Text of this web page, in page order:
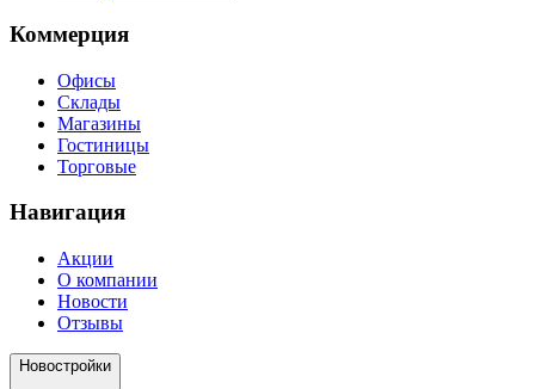
Коммерция
Офисы
Склады
Магазины
Гостиницы
Торговые
Навигация
Акции
О компании
Новости
Отзывы
Новостройки